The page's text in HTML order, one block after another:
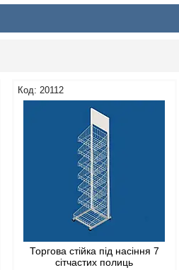
20112
Торгова стійка під насіння 7
сітчастих полиць